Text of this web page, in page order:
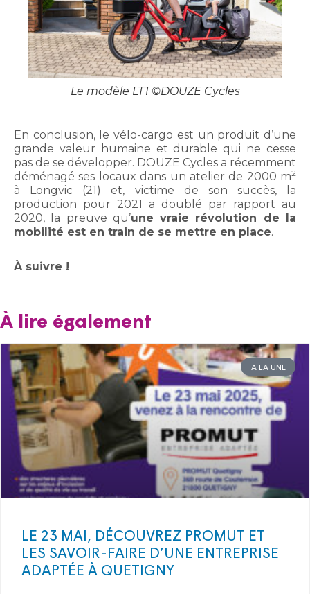
Le modèle LT1 ©DOUZE Cycles
En conclusion, le vélo-cargo est un produit d’une
grande valeur humaine et durable qui ne cesse
pas de se développer. DOUZE Cycles a récemment
déménagé ses locaux dans un atelier de 2000 m2
à Longvic (21) et, victime de son succès, la
production pour 2021 a doublé par rapport au
2020, la preuve qu’une vraie révolution de la
mobilité est en train de se mettre en place.
À suivre !
À lire également
A LA UNE
LE 23 MAI, DÉCOUVREZ PROMUT ET
LES SAVOIR-FAIRE D’UNE ENTREPRISE
ADAPTÉE À QUETIGNY